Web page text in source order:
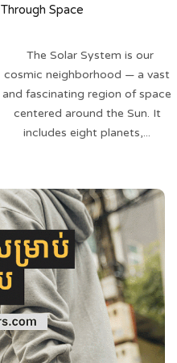
Through Space
The Solar System is our
cosmic neighborhood — a vast
and fascinating region of space
centered around the Sun. It
includes eight planets,...